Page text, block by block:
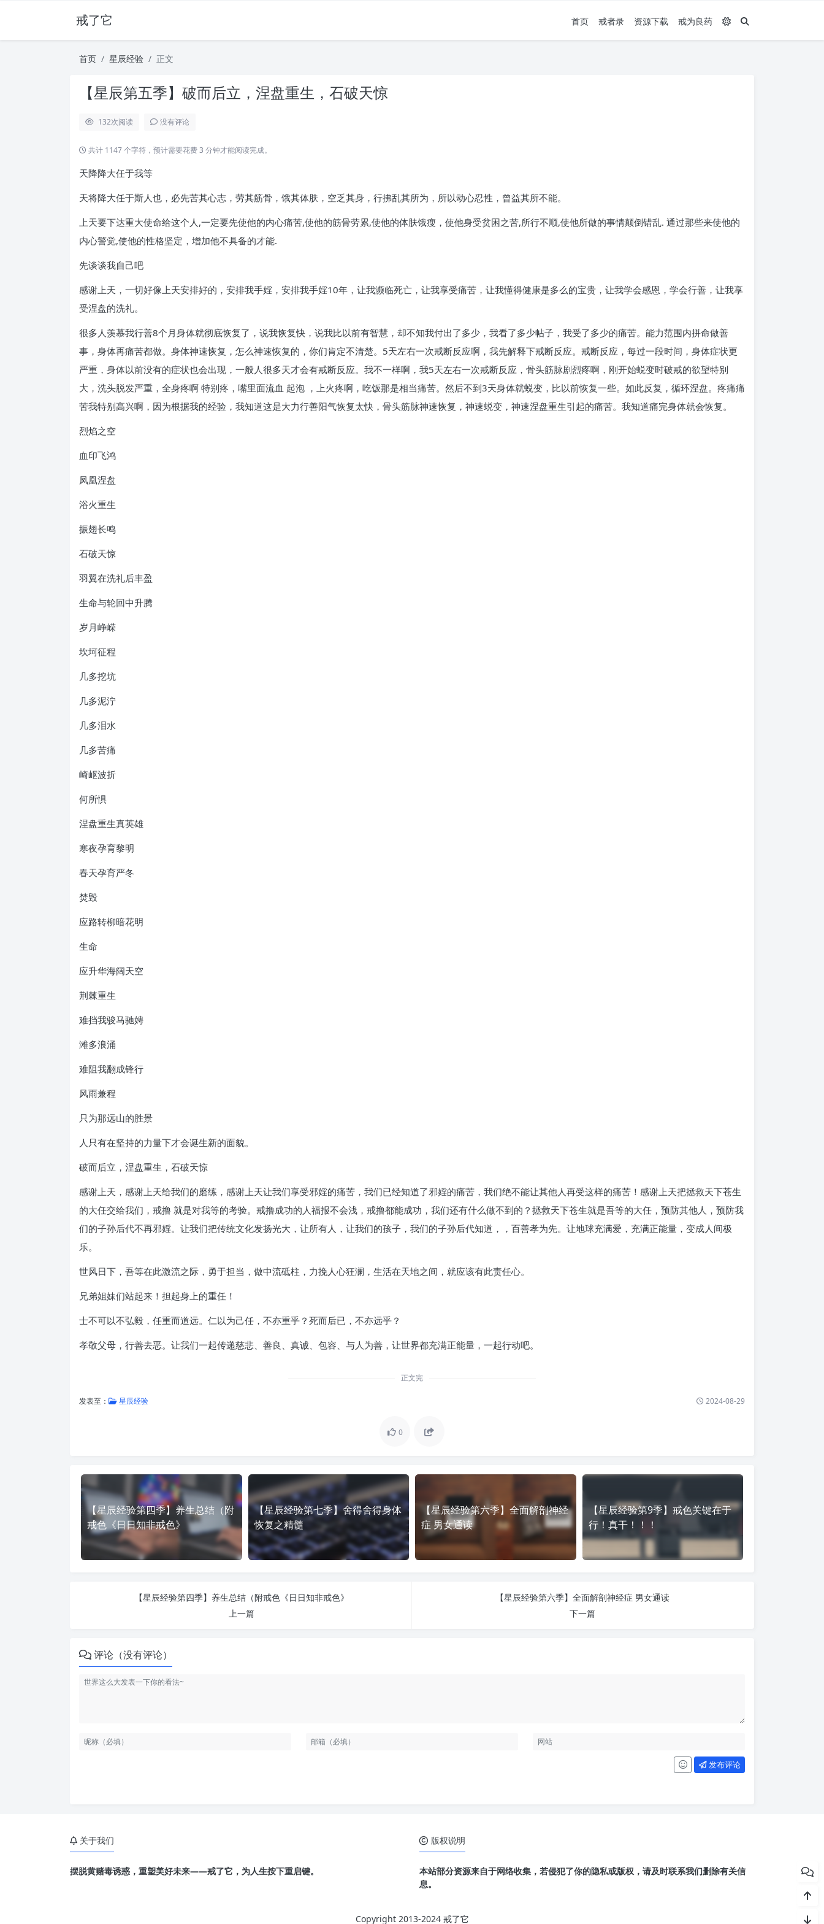
戒了它 首页 戒者录 资源下载 戒为良药
首页 星辰经验 正文
【星辰第五季】破而后立，涅盘重生，石破天惊
132次阅读 没有评论
共计 1147 个字符，预计需要花费 3 分钟才能阅读完成。
天降降大任于我等
天将降大任于斯人也，必先苦其心志，劳其筋骨，饿其体肤，空乏其身，行拂乱其所为，所以动心忍性，曾益其所不能。
上天要下达重大使命给这个人,一定要先使他的内心痛苦,使他的筋骨劳累,使他的体肤饿瘦，使他身受贫困之苦,所行不顺,使他所做的事情颠倒错乱. 通过那些来使他的
内心警觉,使他的性格坚定，增加他不具备的才能.
先谈谈我自己吧
感谢上天，一切好像上天安排好的，安排我手婬，安排我手婬10年，让我濒临死亡，让我享受痛苦，让我懂得健康是多么的宝贵，让我学会感恩，学会行善，让我享
受涅盘的洗礼。
很多人羡慕我行善8个月身体就彻底恢复了，说我恢复快，说我比以前有智慧，却不知我付出了多少，我看了多少帖子，我受了多少的痛苦。能力范围内拼命做善
事，身体再痛苦都做。身体神速恢复，怎么神速恢复的，你们肯定不清楚。5天左右一次戒断反应啊，我先解释下戒断反应。戒断反应，每过一段时间，身体症状更
严重，身体以前没有的症状也会出现，一般人很多天才会有戒断反应。我不一样啊，我5天左右一次戒断反应，骨头筋脉剧烈疼啊，刚开始蜕变时破戒的欲望特别
大，洗头脱发严重，全身疼啊 特别疼，嘴里面流血 起泡 ，上火疼啊，吃饭那是相当痛苦。然后不到3天身体就蜕变，比以前恢复一些。如此反复，循环涅盘。疼痛痛
苦我特别高兴啊，因为根据我的经验，我知道这是大力行善阳气恢复太快，骨头筋脉神速恢复，神速蜕变，神速涅盘重生引起的痛苦。我知道痛完身体就会恢复。
烈焰之空
血印飞鸿
凤凰涅盘
浴火重生
振翅长鸣
石破天惊
羽翼在洗礼后丰盈
生命与轮回中升腾
岁月峥嵘
坎坷征程
几多挖坑
几多泥泞
几多泪水
几多苦痛
崎岖波折
何所惧
涅盘重生真英雄
寒夜孕育黎明
春天孕育严冬
焚毁
应路转柳暗花明
生命
应升华海阔天空
荆棘重生
难挡我骏马驰娉
滩多浪涌
难阻我翻成锋行
风雨兼程
只为那远山的胜景
人只有在坚持的力量下才会诞生新的面貌。
破而后立，涅盘重生，石破天惊
感谢上天，感谢上天给我们的磨练，感谢上天让我们享受邪婬的痛苦，我们已经知道了邪婬的痛苦，我们绝不能让其他人再受这样的痛苦！感谢上天把拯救天下苍生
的大任交给我们，戒撸 就是对我等的考验。戒撸成功的人福报不会浅，戒撸都能成功，我们还有什么做不到的？拯救天下苍生就是吾等的大任，预防其他人，预防我
们的子孙后代不再邪婬。让我们把传统文化发扬光大，让所有人，让我们的孩子，我们的子孙后代知道，，百善孝为先。让地球充满爱，充满正能量，变成人间极
乐。
世风日下，吾等在此激流之际，勇于担当，做中流砥柱，力挽人心狂澜，生活在天地之间，就应该有此责任心。
兄弟姐妹们站起来！担起身上的重任！
士不可以不弘毅，任重而道远。仁以为己任，不亦重乎？死而后已，不亦远乎？
孝敬父母，行善去恶。让我们一起传递慈悲、善良、真诚、包容、与人为善，让世界都充满正能量，一起行动吧。
正文完
发表至： 星辰经验 2024-08-29
0
【星辰经验第四季】养生总结（附
戒色《日日知非戒色》
【星辰经验第七季】舍得舍得身体
恢复之精髓
【星辰经验第六季】全面解剖神经
症 男女通读
【星辰经验第9季】戒色关键在于
行！真干！！！
【星辰经验第四季】养生总结（附戒色《日日知非戒色》
上一篇
【星辰经验第六季】全面解剖神经症 男女通读
下一篇
评论（没有评论）
发布评论
关于我们
摆脱黄赌毒诱惑，重塑美好未来——戒了它，为人生按下重启键。
版权说明
本站部分资源来自于网络收集，若侵犯了你的隐私或版权，请及时联系我们删除有关信
息。
Copyright 2013-2024 戒了它